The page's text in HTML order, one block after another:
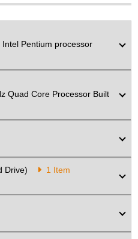
Pentium processor
Quad Core Processor Built
Drive)
1 Item